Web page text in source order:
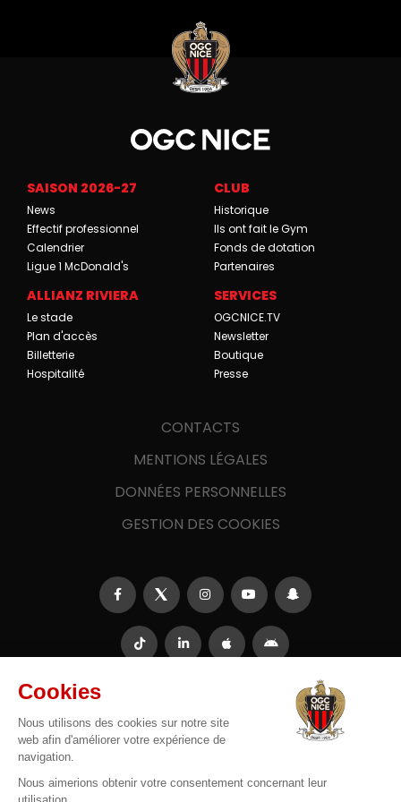
SAISON 2026-27
News
Effectif professionnel
Calendrier
Ligue 1 McDonald's
CLUB
Historique
Ils ont fait le Gym
Fonds de dotation
Partenaires
ALLIANZ RIVIERA
Le stade
Plan d'accès
Billetterie
Hospitalité
SERVICES
OGCNICE.TV
Newsletter
Boutique
Presse
CONTACTS
MENTIONS LÉGALES
DONNÉES PERSONNELLES
GESTION DES COOKIES